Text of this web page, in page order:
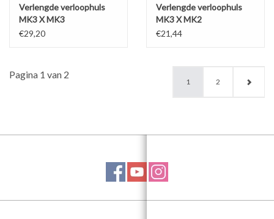
Verlengde verloophuls
MK3 X MK3
€29,20
Verlengde verloophuls
MK3 X MK2
€21,44
Pagina 1 van 2
1 2